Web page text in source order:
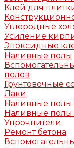
Клей для
Углеродные
Усиление
Эпоксидные
Наливные полы
полов
Грунтовочные
Лаки
Наливные полы
Наливные
Упрочнители
Ремонт бетона